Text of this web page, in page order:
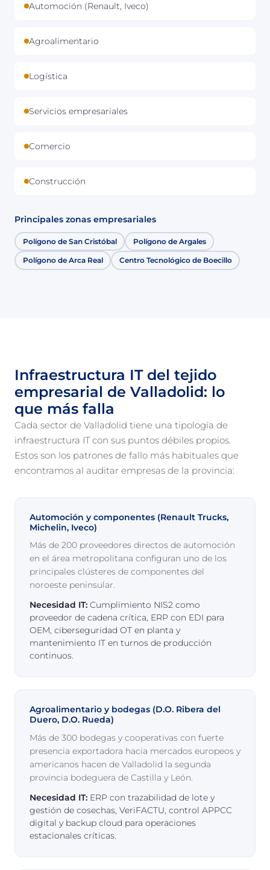
Automoción (Renault, Iveco)
Agroalimentario
Logística
Servicios empresariales
Comercio
Construcción
Principales zonas empresariales
Polígono de San Cristóbal Polígono de Argales
Polígono de Arca Real Centro Tecnológico de Boecillo
Infraestructura IT del tejido
empresarial de Valladolid: lo
que más falla
Cada sector de Valladolid tiene una tipología de
infraestructura IT con sus puntos débiles propios.
Estos son los patrones de fallo más habituales que
encontramos al auditar empresas de la provincia:
Automoción y componentes (Renault Trucks,
Michelin, Iveco)
Más de 200 proveedores directos de automoción
en el área metropolitana configuran uno de los
principales clústeres de componentes del
noroeste peninsular.
Necesidad IT: Cumplimiento NIS2 como
proveedor de cadena crítica, ERP con EDI para
OEM, ciberseguridad OT en planta y
mantenimiento IT en turnos de producción
continuos.
Agroalimentario y bodegas (D.O. Ribera del
Duero, D.O. Rueda)
Más de 300 bodegas y cooperativas con fuerte
presencia exportadora hacia mercados europeos y
americanos hacen de Valladolid la segunda
provincia bodeguera de Castilla y León.
Necesidad IT: ERP con trazabilidad de lote y
gestión de cosechas, VeriFACTU, control APPCC
digital y backup cloud para operaciones
estacionales críticas.